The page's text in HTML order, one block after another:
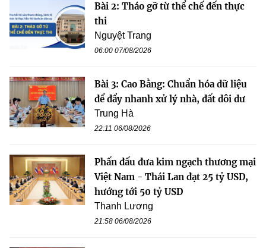
Bài 2: Tháo gỡ từ thể chế đến thực
thi
Nguyệt Trang
06:00 07/08/2026
Bài 3: Cao Bằng: Chuẩn hóa dữ liệu
để đẩy nhanh xử lý nhà, đất dôi dư
Trung Hà
22:11 06/08/2026
Phấn đấu đưa kim ngạch thương mại
Việt Nam - Thái Lan đạt 25 tỷ USD,
hướng tới 50 tỷ USD
Thanh Lương
21:58 06/08/2026